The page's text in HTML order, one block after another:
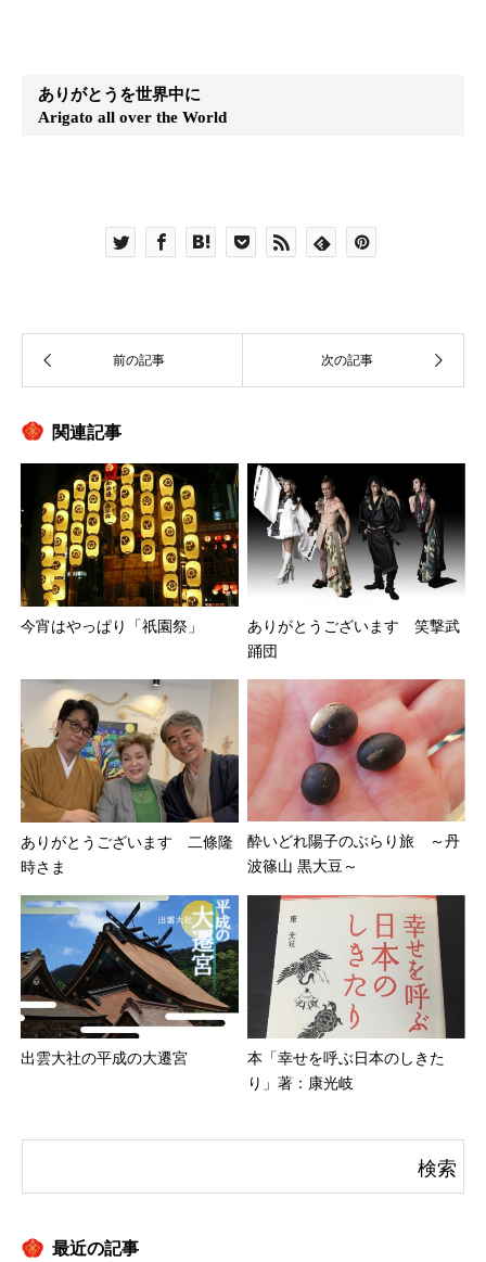
ありがとうを世界中に
Arigato all over the World
関連記事
今宵はやっぱり「祇園祭」
ありがとうございます 笑撃武
踊団
ありがとうございます 二條隆
時さま
酔いどれ陽子のぶらり旅 ～丹
波篠山 黒大豆～
出雲大社の平成の大遷宮
本「幸せを呼ぶ日本のしきた
り」著：康光岐
最近の記事